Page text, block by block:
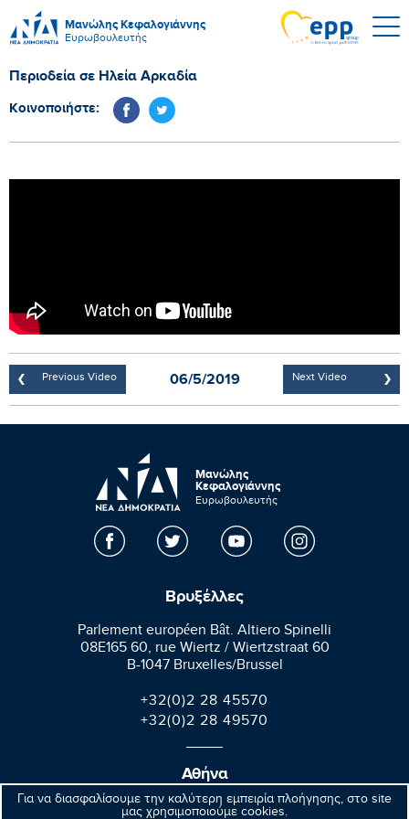
Μανώλης Κεφαλογιάννης
Ευρωβουλευτής
Για να διασφαλίσουμε την καλύτερη εμπειρία πλοήγησης, στο site
μας χρησιμοποιούμε cookies.
Περιοδεία σε Ηλεία Αρκαδία
Κοινοποιήστε:
Previous Video 06/5/2019 Next Video
Μανώλης
Κεφαλογιάννης
Ευρωβουλευτής
Βρυξέλλες
Parlement européen Bât. Altiero Spinelli
08E165 60, rue Wiertz / Wiertzstraat 60
B-1047 Bruxelles/Brussel
+32(0)2 28 45570
+32(0)2 28 49570
Αθήνα
Βαλαωρίτου 9A, Aθήνα 106 71